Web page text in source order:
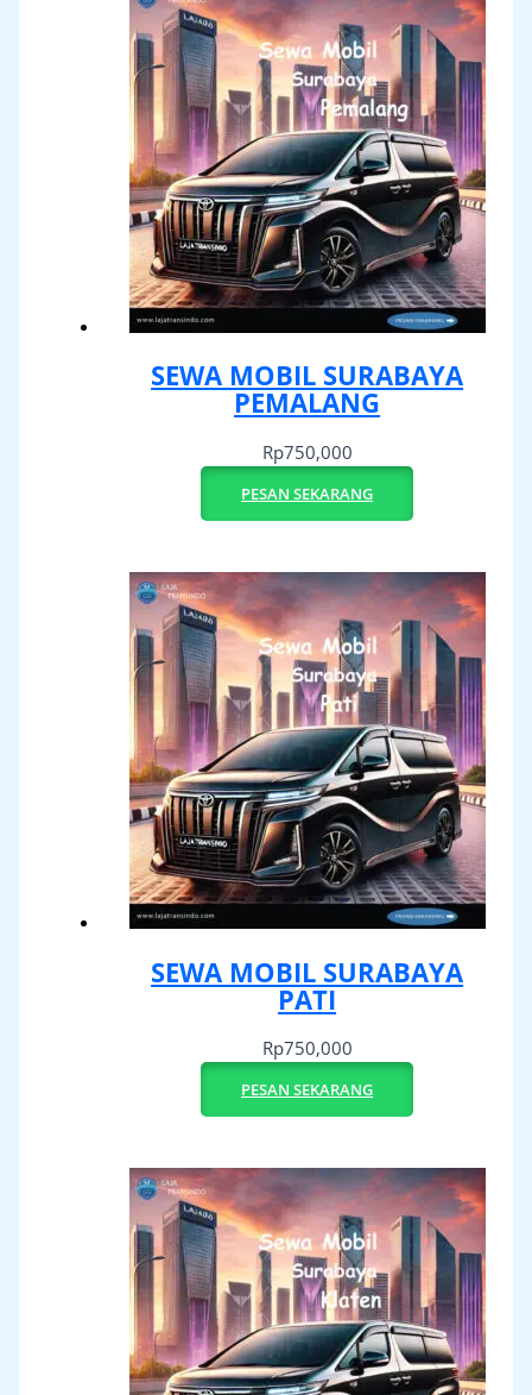
SEWA MOBIL SURABAYA
PEMALANG
Rp750,000
PESAN SEKARANG
SEWA MOBIL SURABAYA
PATI
Rp750,000
PESAN SEKARANG